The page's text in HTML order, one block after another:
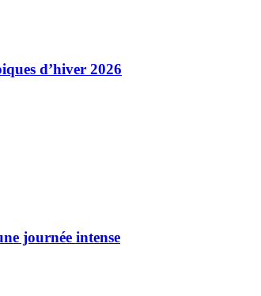
d’hiver 2026
journée intense